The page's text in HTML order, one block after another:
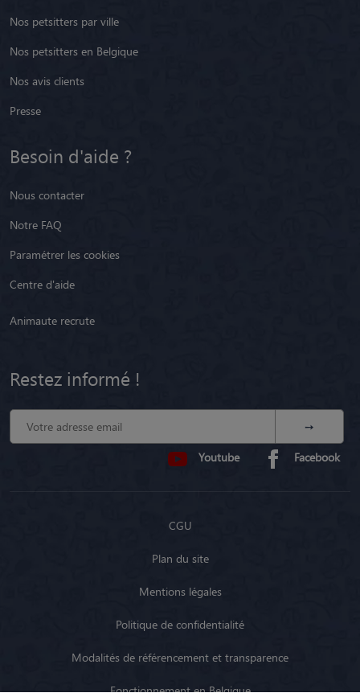
Nos petsitters par ville
Nos petsitters en Belgique
Nos avis clients
Presse
Besoin d'aide ?
Nous contacter
Notre FAQ
Paramétrer les cookies
Centre d'aide
Animaute recrute
Restez informé !
Youtube Facebook
CGU
Plan du site
Mentions légales
Politique de confidentialité
Modalités de référencement et transparence
Fonctionnement en Belgique